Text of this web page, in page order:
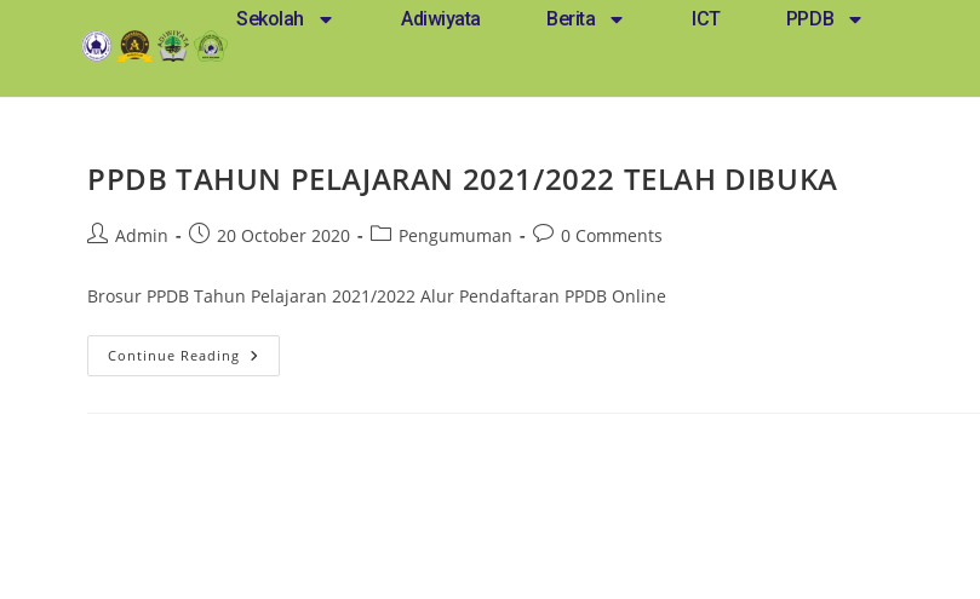
Sekolah Adiwiyata Berita ICT PPDB
PPDB TAHUN PELAJARAN 2021/2022 TELAH DIBUKA
Admin 20 October 2020 Pengumuman 0 Comments
Brosur PPDB Tahun Pelajaran 2021/2022 Alur Pendaftaran PPDB Online
Continue Reading